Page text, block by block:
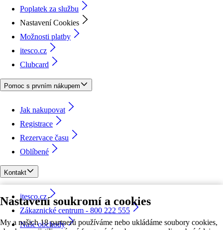
Nastavení soukromí a cookies
My a našich 18 partnerů používáme nebo ukládáme soubory cookies,
Poplatek za službu
Nastavení Cookies
Možnosti platby
itesco.cz
Clubcard
Pomoc s prvním nákupem
Jak nakupovat
Registrace
Rezervace času
Oblíbené
Kontakt
itesco.cz
Zákaznické centrum - 800 222 555
Naše obchody